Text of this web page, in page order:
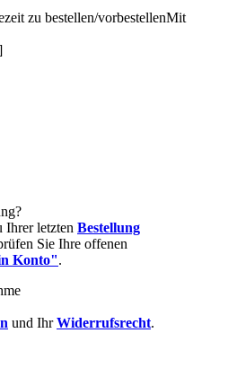
zu bestellen/vorbestellenMit
Ihrer letzten Bestellung
Sie Ihre offenen
Konto".
und IhrWiderrufsrecht.